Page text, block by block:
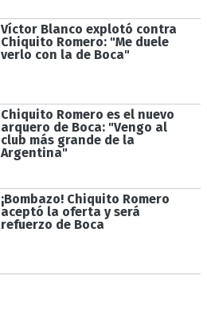
Víctor Blanco explotó contra
Chiquito Romero: "Me duele
verlo con la de Boca"
Chiquito Romero es el nuevo
arquero de Boca: "Vengo al
club más grande de la
Argentina"
¡Bombazo! Chiquito Romero
aceptó la oferta y será
refuerzo de Boca